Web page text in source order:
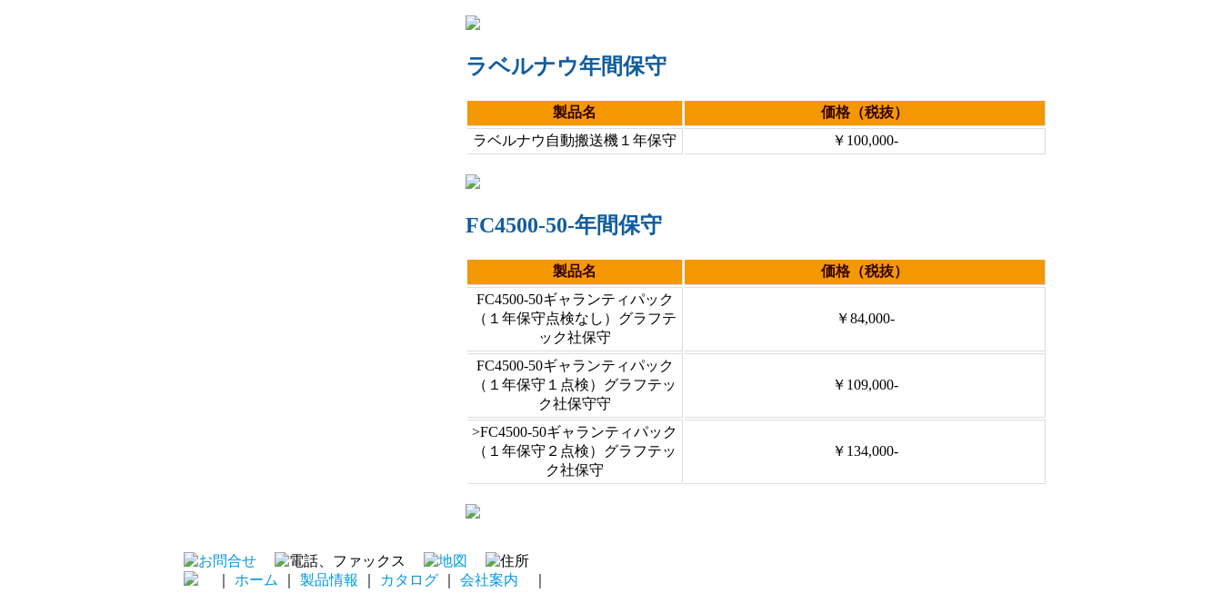
ラベルナウ年間保守
製品名
価格（税抜）
ラベルナウ自動搬送機１年保守
￥100,000-
FC4500-50-年間保守
製品名
価格（税抜）
FC4500-50ギャランティパック
（１年保守点検なし）グラフテ
ック社保守
￥84,000-
FC4500-50ギャランティパック
（１年保守１点検）グラフテッ
ク社保守守
￥109,000-
>FC4500-50ギャランティパック
（１年保守２点検）グラフテッ
ク社保守
￥134,000-
ホーム 製品情報 カタログ 会社案内